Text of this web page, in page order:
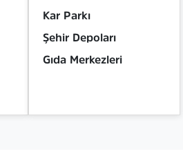
Kar Parkı
Şehir Depoları
Gıda Merkezleri